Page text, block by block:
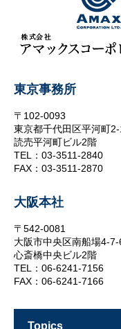
東京事務所
〒102-0093
東京都千代田区平河町2-
読売平河町ビル2階
TEL：03-3511-2840
FAX：03-3511-2870
大阪本社
〒542-0081
大阪市中央区南船場4-7-
心斎橋中央ビル2階
TEL：06-6241-7156
FAX：06-6241-7166
topics